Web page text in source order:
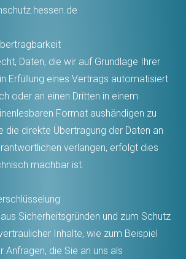
Daten, die wir auf Grundlage Ihrer
Erfüllung eines Vertrags automatisiert
oder an einen Dritten in einem
Format aushändigen zu
die direkte Übertragung der Daten an
verlangen, erfolgt dies
machbar ist.
Sicherheitsgründen und zum Schutz
Inhalte, wie zum Beispiel
Anfragen, die Sie an uns als